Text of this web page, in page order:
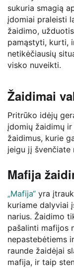
sukuria smagią
įdomiai praleisti
žaidimo,
pamąstyti, kurti,
netikėčiausių
visko nuveikti.
Žaidimai
Pritrūko idėjų
įdomių žaidimų
žaidimus, kurie
jeigu jį švenčiate
Mafija
„Mafija“ yra
kuriame dalyviai
narius. Žaidimo
pašalinti mafijos
nepastebėtiems
raunde žaidėjai
mafija, ir taip